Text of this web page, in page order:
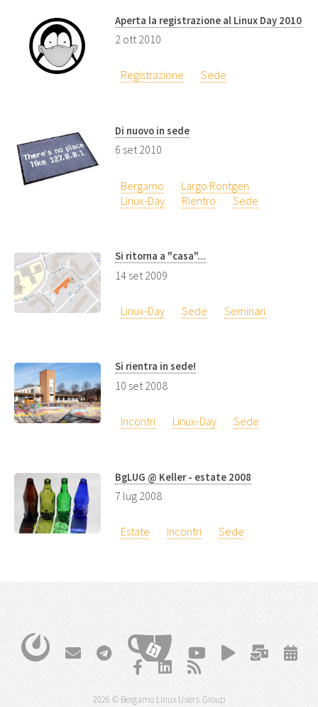
Aperta la registrazione al Linux Day 2010
2 ott 2010
Registrazione Sede
Di nuovo in sede
6 set 2010
Bergamo
Largo Rontgen
Linux-Day
Rientro Sede
Si ritorna a "casa"...
14 set 2009
Linux-Day Sede Seminari
Si rientra in sede!
10 set 2008
Incontri Linux-Day Sede
BgLUG @ Keller - estate 2008
7 lug 2008
Estate Incontri Sede
2026 © Bergamo Linux Users Group